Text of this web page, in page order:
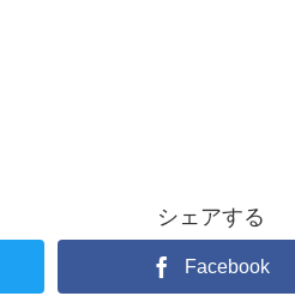
シェアする
Facebook